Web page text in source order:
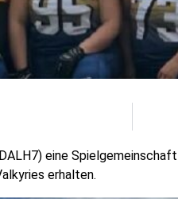
eine
erhalten.